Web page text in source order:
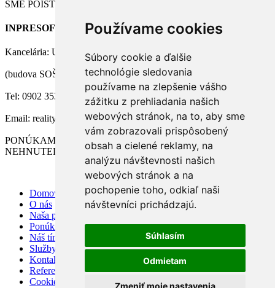
Používame cookies
Súbory cookie a ďalšie
technológie sledovania
používame na zlepšenie vášho
zážitku z prehliadania našich
webových stránok, na to, aby sme
vám zobrazovali prispôsobený
obsah a cielené reklamy, na
analýzu návštevnosti našich
webových stránok a na
pochopenie toho, odkiaľ naši
návštevníci prichádzajú.
Súhlasím
Odmietam
Zmeniť moje nastavenia
SME POISTENÍ V ALLIANZ poisťovni za zodpovednosť.
INPRESOFT, s.r.o.
Kancelária: Ul. 1. mája 22, Zlaté Moravce
(budova SOŠ Technickej, 2. poschodie)
Tel: 0902 353 256
Email: reality@inpresoft.eu
PONÚKAME PRE NAŠICH KLIENTOV 3D VIZUALIZÁCIU
NEHNUTELNOSTÍ
Domov
O nás
Naša ponuka
Ponúknite nám
Náš tím
Služby
Kontakt
Referencie
Cookies